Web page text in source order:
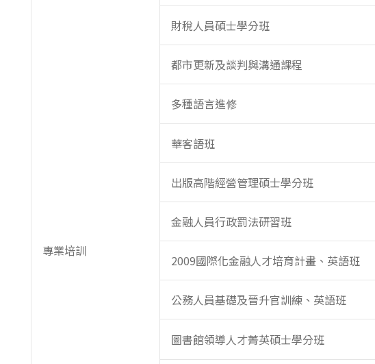
專業培訓
財稅人員碩士學分班
都市更新及談判與溝通課程
多種語言進修
華客語班
出版高階經營管理碩士學分班
金融人員行政罰法研習班
2009國際化金融人才培育計畫、英語班
公務人員基礎及晉升官訓練、英語班
圖書館領導人才菁英碩士學分班